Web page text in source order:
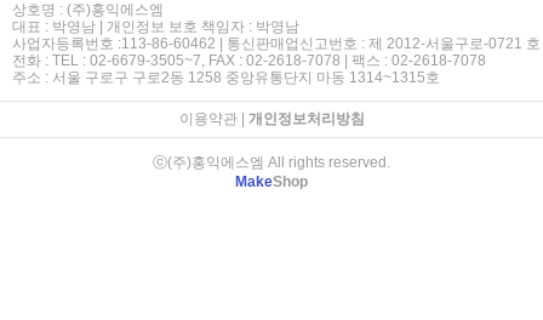
상호명 : (주)홍익에스엠
대표 : 박영남 | 개인정보 보호 책임자 : 박영남
사업자등록번호 :113-86-60462 | 통신판매업신고번호 : 제 2012-서울구로-0721 호
전화 : TEL : 02-6679-3505~7, FAX : 02-2618-7078 | 팩스 : 02-2618-7078
주소 : 서울 구로구 구로2동 1258 중앙유통단지 마동 1314~1315호
이용약관| 개인정보처리방침
ⓒ(주)홍익에스엠 All rights reserved.
MakeShop